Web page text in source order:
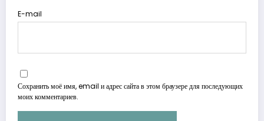
E-mail
Сохранить моё имя, email и адрес сайта в этом браузере для последующих
моих комментариев.